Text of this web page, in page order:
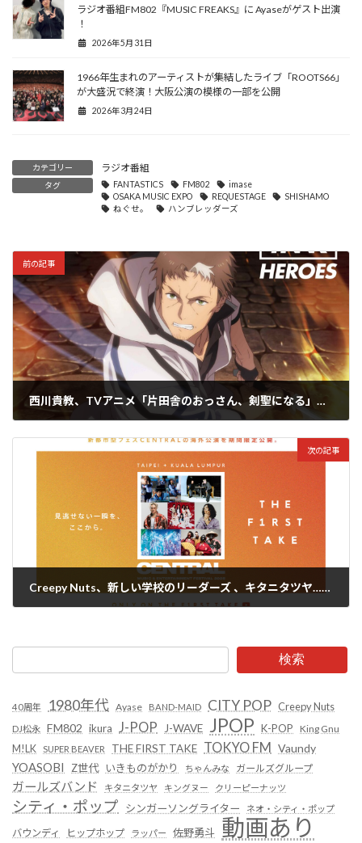
ラジオ番組FM802『MUSIC FREAKS』に Ayaseがゲスト出演
！
2026年5月31日
1966年生まれのアーティストが集結したライブ「ROOTS66」
が大盛況で終演！大阪公演の模様の一部を公開
2026年3月24日
カテゴリー ラジオ番組
タグ FANTASTICS FM802
imase
OSAKA MUSIC EXPO
REQUESTAGE
SHISHAMO
ねぐせ。
ハンブレッダーズ
前の記事
西川貴教、TVアニメ「片田舎のおっさん、剣聖になる」のOPテーマ『HEROES』のMVを公開！
次の記事
Creepy Nuts、新しい学校のリーダーズ 、キタニタツヤ…etc！の海外公演を2週間限定でTHE FIRST TAKEで2夜連続公開！
検索
40周年 1980年代 Ayase BAND-MAID CITY POP Creepy Nuts
DJ松永 FM802 ikura J-POP J-WAVE JPOP K-POP
King Gnu
M!LK
SUPER BEAVER THE FIRST TAKE TOKYO FM Vaundy
YOASOBI Z世代 いきものがかり ちゃんみな ガールズグループ
ガールズバンド キタニタツヤ キングヌー クリーピーナッツ
シティ・ポップ シンガーソングライター ネオ・シティ・ポップ
バウンディ ヒップホップ ラッパー 佐野勇斗 動画あり